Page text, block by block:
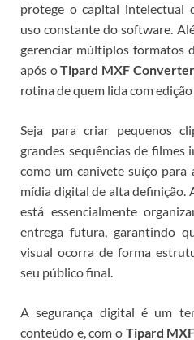
protege o capital intelectual
uso constante do software.
gerenciar múltiplos formatos
após oTipard MXF Converter
rotina de quem lida com
Seja para criar pequenos
grandes sequências de
como um canivete suíço para
mídia digital de alta definição.
está essencialmente
entrega futura, garantindo
visual ocorra de forma
seu público final.
A segurança digital é um
conteúdo e, com o Tipard